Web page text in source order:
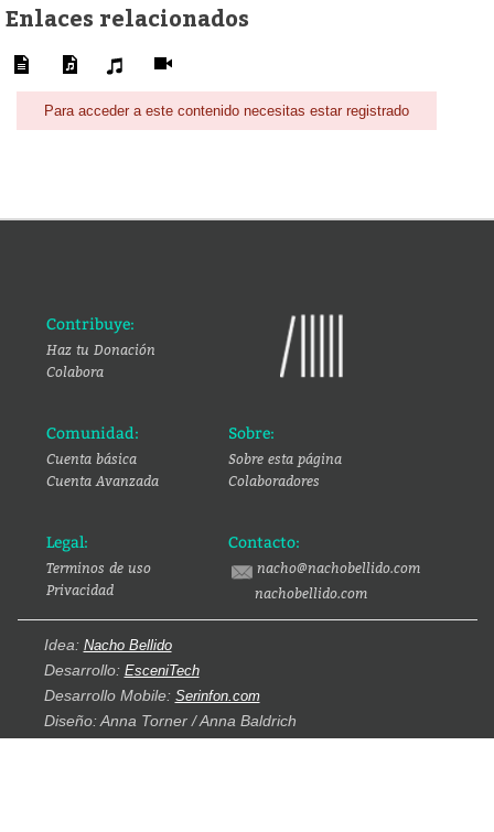
Enlaces relacionados
Para acceder a este contenido necesitas estar registrado
Contribuye:
Haz tu Donación
Colabora
Comunidad:
Cuenta básica
Cuenta Avanzada
Sobre:
Sobre esta página
Colaboradores
Legal:
Terminos de uso
Privacidad
Contacto:
nacho@nachobellido.com
nachobellido.com
Idea: Nacho Bellido
Desarrollo: EsceniTech
Desarrollo Mobile: Serinfon.com
Diseño: Anna Torner / Anna Baldrich